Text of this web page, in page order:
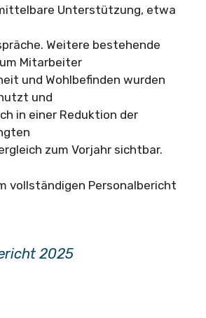
Unterstützung, etwa
Weitere bestehende
Mitarbeiter
und Wohlbefinden wurden
und
in einer Reduktion der
zum Vorjahr sichtbar.
vollständigen Personalbericht
2025